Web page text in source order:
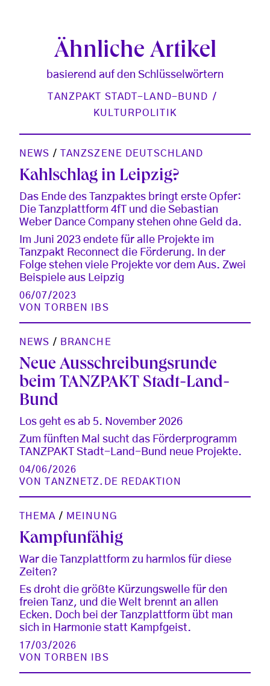
Ähnliche Artikel
basierend auf den Schlüsselwörtern
TANZPAKT STADT-LAND-BUND
KULTURPOLITIK
NEWS / TANZSZENE DEUTSCHLAND
Kahlschlag in Leipzig?
Das Ende des Tanzpaktes bringt erste Opfer:
Die Tanzplattform 4fT und die Sebastian
Weber Dance Company stehen ohne Geld da.
Im Juni 2023 endete für alle Projekte im
Tanzpakt Reconnect die Förderung. In der
Folge stehen viele Projekte vor dem Aus. Zwei
Beispiele aus Leipzig
06/07/2023
VON
TORBEN IBS
NEWS / BRANCHE
Neue Ausschreibungsrunde
beim TANZPAKT Stadt-Land-
Bund
Los geht es ab 5. November 2026
Zum fünften Mal sucht das Förderprogramm
TANZPAKT Stadt-Land-Bund neue Projekte.
04/06/2026
VON
TANZNETZ.DE REDAKTION
THEMA / MEINUNG
Kampfunfähig
War die Tanzplattform zu harmlos für diese
Zeiten?
Es droht die größte Kürzungswelle für den
freien Tanz, und die Welt brennt an allen
Ecken. Doch bei der Tanzplattform übt man
sich in Harmonie statt Kampfgeist.
17/03/2026
VON
TORBEN IBS